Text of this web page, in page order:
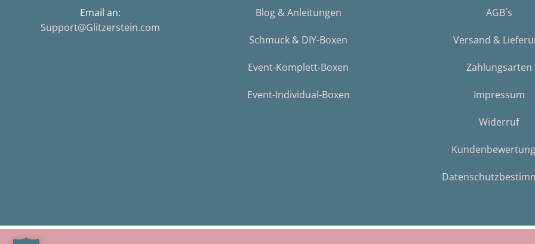
Email an:
Support@Glitzerstein.com
Blog & Anleitungen
Schmuck & DIY-Boxen
Event-Komplett-Boxen
Event-Individual-Boxen
AGB´s
Versand &
Zahlungsarten
Impressum
Widerruf